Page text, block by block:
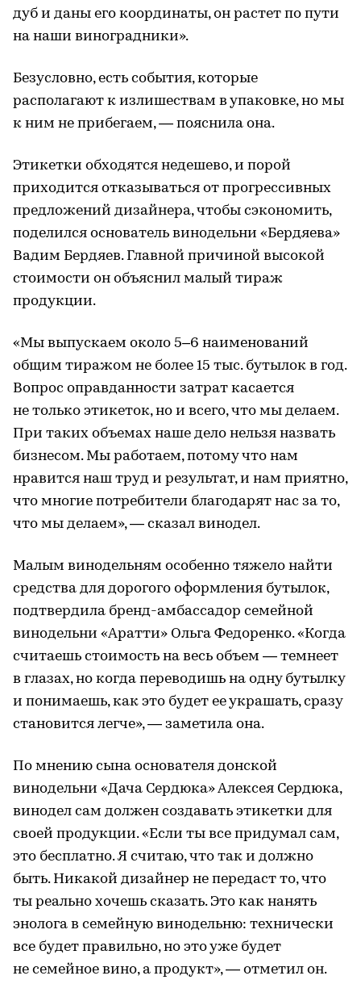
дуб и даны его координаты, он растет по пути
на наши виноградники».
Безусловно, есть события, которые
располагают к излишествам в упаковке, но мы
к ним не прибегаем, — пояснила она.
Этикетки обходятся недешево, и порой
приходится отказываться от прогрессивных
предложений дизайнера, чтобы сэкономить,
поделился основатель винодельни «Бердяева»
Вадим Бердяев. Главной причиной высокой
стоимости он объяснил малый тираж
продукции.
«Мы выпускаем около 5–6 наименований
общим тиражом не более 15 тыс. бутылок в год.
Вопрос оправданности затрат касается
не только этикеток, но и всего, что мы делаем.
При таких объемах наше дело нельзя назвать
бизнесом. Мы работаем, потому что нам
нравится наш труд и результат, и нам приятно,
что многие потребители благодарят нас за то,
что мы делаем», — сказал винодел.
Малым винодельням особенно тяжело найти
средства для дорогого оформления бутылок,
подтвердила бренд-амбассадор семейной
винодельни «Аратти» Ольга Федоренко. «Когда
считаешь стоимость на весь объем — темнеет
в глазах, но когда переводишь на одну бутылку
и понимаешь, как это будет ее украшать, сразу
становится легче», — заметила она.
По мнению сына основателя донской
винодельни «Дача Сердюка» Алексея Сердюка,
винодел сам должен создавать этикетки для
своей продукции. «Если ты все придумал сам,
это бесплатно. Я считаю, что так и должно
быть. Никакой дизайнер не передаст то, что
ты реально хочешь сказать. Это как нанять
энолога в семейную винодельню: технически
все будет правильно, но это уже будет
не семейное вино, а продукт», — отметил он.